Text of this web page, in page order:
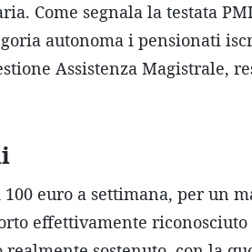
Come segnala la testata
autonoma i pensionati
Assistenza Magistrale,
euro a settimana, per un
effettivamente